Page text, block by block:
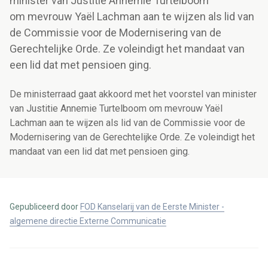
om mevrouw Yaël Lachman aan te wijzen als lid van
de Commissie voor de Modernisering van de
Gerechtelijke Orde. Ze voleindigt het mandaat van
een lid dat met pensioen ging.
De ministerraad gaat akkoord met het voorstel van minister
van Justitie Annemie Turtelboom om mevrouw Yaël
Lachman aan te wijzen als lid van de Commissie voor de
Modernisering van de Gerechtelijke Orde. Ze voleindigt het
mandaat van een lid dat met pensioen ging.
Gepubliceerd door FOD Kanselarij van de Eerste Minister -
algemene directie Externe Communicatie